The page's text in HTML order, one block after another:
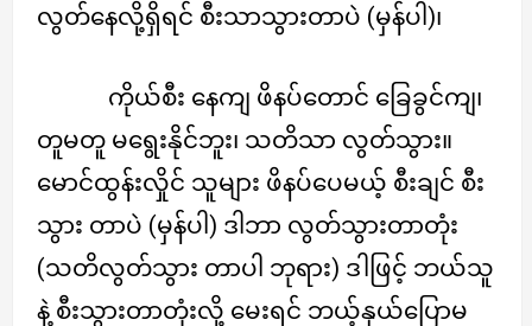
လွတ်နေလို့ရှိရင် စီးသာသွားတာပဲ (မှန်ပါ)၊
ကိုယ်စီး နေကျ ဖိနပ်တောင် ခြေခွင်ကျ၊
တူမတူ မရွေးနိုင်ဘူး၊ သတိသာ လွတ်သွား။
မောင်ထွန်းလှိုင် သူများ ဖိနပ်ပေမယ့် စီးချင် စီး
သွား တာပဲ (မှန်ပါ) ဒါဘာ လွတ်သွားတာတုံး
(သတိလွတ်သွား တာပါ ဘုရား) ဒါဖြင့် ဘယ်သူ
နဲ့ စီးသွားတာတုံးလို့ မေးရင် ဘယ့်နှယ်ပြောမ